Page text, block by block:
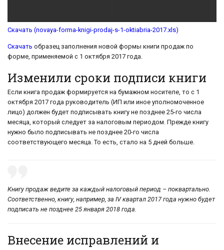
Скачать (novaya-forma-knigi-prodaj-s-1-oktiabria-2017.xls)
Скачать образец заполнения новой формы книги продаж по
форме, применяемой с 1 октября 2017 года.
Изменили сроки подписи книги
Если книга продаж формируется на бумажном носителе, то с 1
октября 2017 года руководитель (ИП или иное уполномоченное
лицо) должен будет подписывать книгу не позднее 25-го числа
месяца, который следует за налоговым периодом. Прежде книгу
нужно было подписывать не позднее 20-го числа
соответствующего месяца. То есть, стало на 5 дней больше.
Книгу продаж ведите за каждый налоговый период – поквартально.
Соответственно, книгу, например, за IV квартал 2017 года нужно будет
подписать не позднее 25 января 2018 года.
Внесение исправлений и